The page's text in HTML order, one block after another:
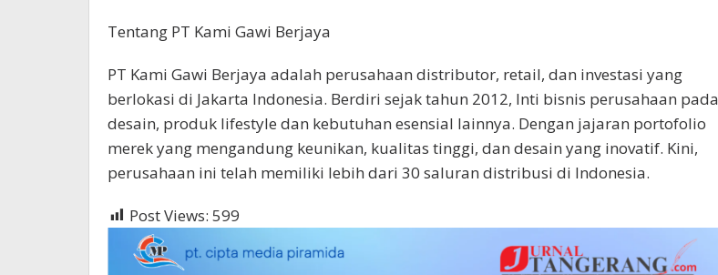
Tentang PT Kami Gawi Berjaya
PT Kami Gawi Berjaya adalah perusahaan distributor, retail, dan investasi yang
berlokasi di Jakarta Indonesia. Berdiri sejak tahun 2012, Inti bisnis perusahaan pada
desain, produk lifestyle dan kebutuhan esensial lainnya. Dengan jajaran portofolio
merek yang mengandung keunikan, kualitas tinggi, dan desain yang inovatif. Kini,
perusahaan ini telah memiliki lebih dari 30 saluran distribusi di Indonesia.
Post Views: 599